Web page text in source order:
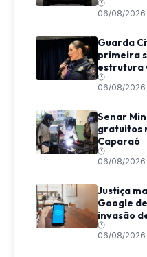
06/08/2026
Guarda
primeira
estrutura
mulheres
06/08/2026
Senar
gratuitos
Caparaó
06/08/2026
Justiça
Google
invasão
06/08/2026